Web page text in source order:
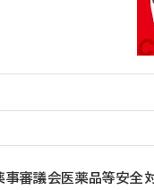
審議会医薬品等安全